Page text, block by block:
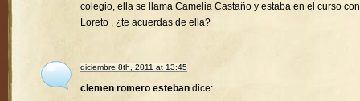
colegio, ella se llama Camelia Castaño y estaba en el curso con
Loreto , ¿te acuerdas de ella?
diciembre 8th, 2011 at 13:45
clemen romero esteban dice: